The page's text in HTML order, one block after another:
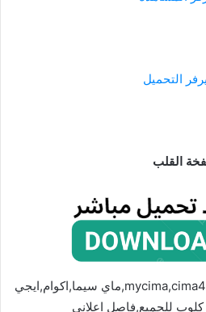
التحميل
القلب
mycima,cima4u,faselhd,egybest,akoam,ماي سيما,اكوام,ايجي
للجميع,فاصل اعلاني